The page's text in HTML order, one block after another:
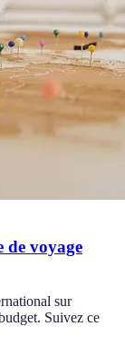
de voyage
sur
Suivez ce